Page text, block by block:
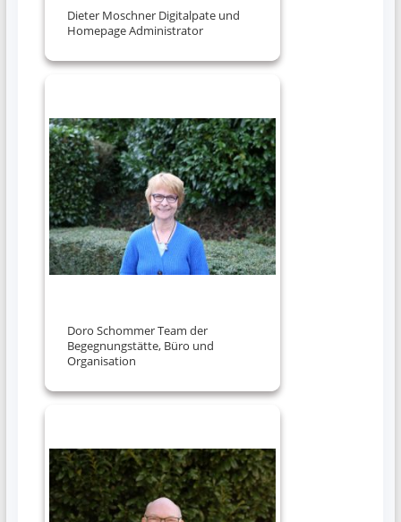
Dieter Moschner Digitalpate und
Homepage Administrator
Doro Schommer Team der
Begegnungstätte, Büro und
Organisation